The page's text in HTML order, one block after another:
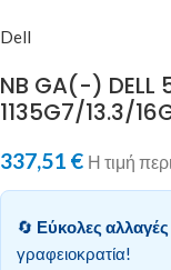
Dell
NB GA(-) DELL
1135G7/13.3/
337,51 € Η τιμή
🔄 Εύκολες
γραφειοκρατία!